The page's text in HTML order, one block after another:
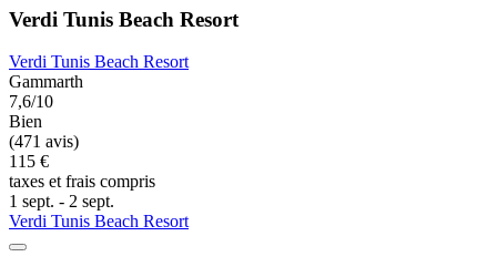
Verdi Tunis Beach Resort
Verdi Tunis Beach Resort
Gammarth
7,6/10
Bien
(471 avis)
115 €
taxes et frais compris
1 sept. - 2 sept.
Verdi Tunis Beach Resort